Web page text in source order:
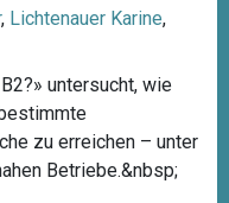
, Lichtenauer Karine,
untersucht, wie
zu erreichen – unter
Betriebe.&nbsp;